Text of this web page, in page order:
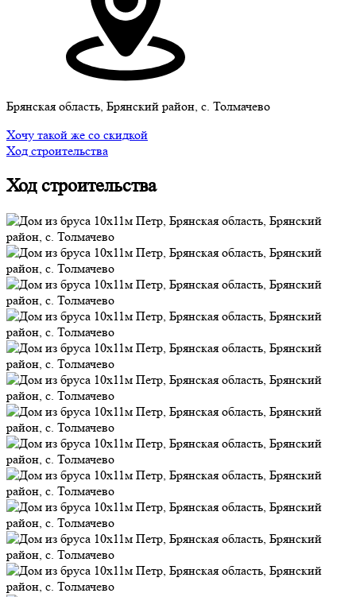
Брянская область, Брянский район, с. Толмачево
Хочу такой же со скидкой
Ход строительства
Ход строительства